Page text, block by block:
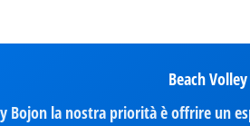
Beach
Bojon la nostra priorità è offrire un